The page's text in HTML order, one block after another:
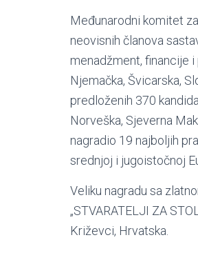
Međunarodni komitet
neovisnih članova
menadžment, financije
Njemačka, Švicarska,
predloženih 370
Norveška, Sjeverna
nagradio 19 najboljih
srednjoj i jugoistočnoj
Veliku nagradu sa
„STVARATELJI ZA
Križevci, Hrvatska.